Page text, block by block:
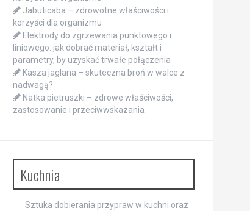
Jabuticaba – zdrowotne właściwości i
korzyści dla organizmu
Elektrody do zgrzewania punktowego i
liniowego: jak dobrać materiał, kształt i
parametry, by uzyskać trwałe połączenia
Kasza jaglana – skuteczna broń w walce z
nadwagą?
Natka pietruszki – zdrowe właściwości,
zastosowanie i przeciwwskazania
Kuchnia
Sztuka dobierania przypraw w kuchni oraz